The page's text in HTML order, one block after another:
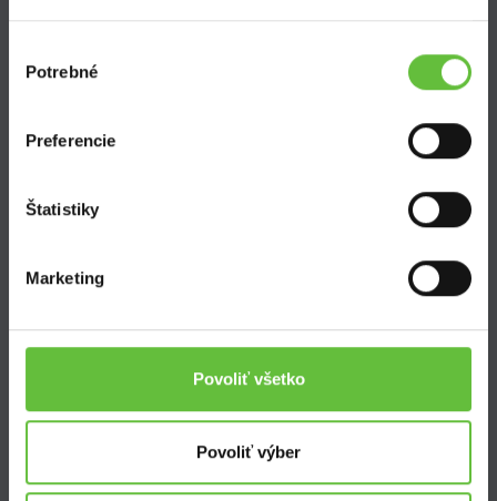
súhlasu
Potrebné
Preferencie
Štatistiky
Marketing
Povoliť všetko
Povoliť výber
Blog
Nastavenie súborov cookies
Kontakt